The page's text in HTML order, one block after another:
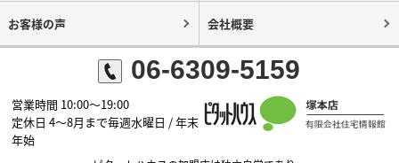
お客様の声 会社概要
06-6309-5159
営業時間 10:00～19:00
定休日 4～8月まで毎週水曜日 / 年末
年始